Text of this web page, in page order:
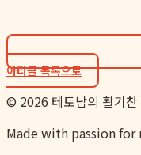
아티클 목록으로
© 2026 테토남의 활기
Made with passion